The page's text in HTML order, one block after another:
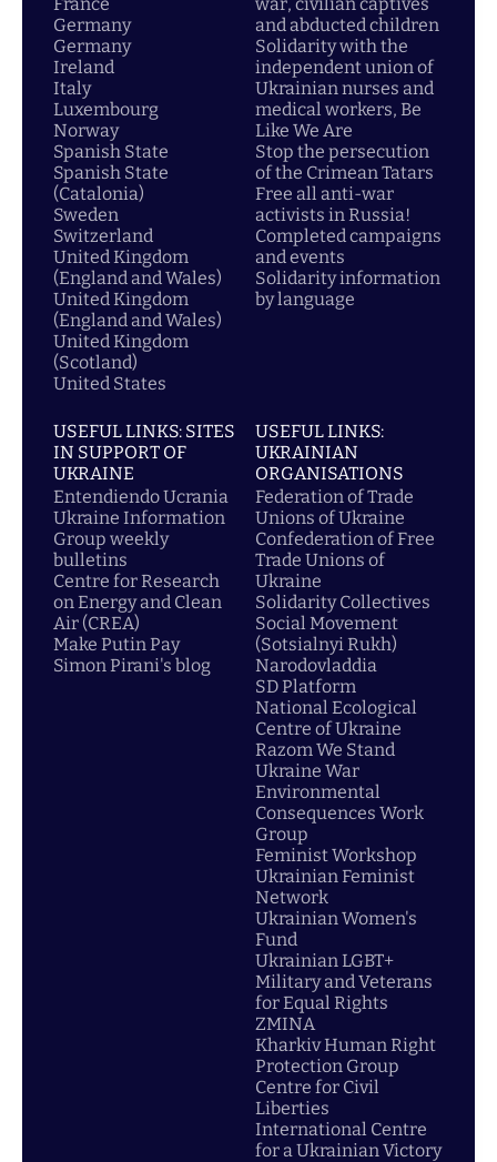
Germany
Germany
Ireland
Italy
Luxembourg
Norway
Spanish State
Spanish State
(Catalonia)
Sweden
Switzerland
United Kingdom
(England and Wales)
United Kingdom
(England and Wales)
United Kingdom
(Scotland)
United States
and abducted children
Solidarity with the
independent union of
Ukrainian nurses and
medical workers, Be
Like We Are
Stop the persecution
of the Crimean Tatars
Free all anti-war
activists in Russia!
Completed campaigns
and events
Solidarity information
by language
USEFUL LINKS: SITES
IN SUPPORT OF
UKRAINE
Entendiendo Ucrania
Ukraine Information
Group weekly
bulletins
Centre for Research
on Energy and Clean
Air (CREA)
Make Putin Pay
Simon Pirani's blog
USEFUL LINKS:
UKRAINIAN
ORGANISATIONS
Federation of Trade
Unions of Ukraine
Confederation of Free
Trade Unions of
Ukraine
Solidarity Collectives
Social Movement
(Sotsialnyi Rukh)
Narodovladdia
SD Platform
National Ecological
Centre of Ukraine
Razom We Stand
Ukraine War
Environmental
Consequences Work
Group
Feminist Workshop
Ukrainian Feminist
Network
Ukrainian Women's
Fund
Ukrainian LGBT+
Military and Veterans
for Equal Rights
ZMINA
Kharkiv Human Right
Protection Group
Centre for Civil
Liberties
International Centre
for a Ukrainian Victory